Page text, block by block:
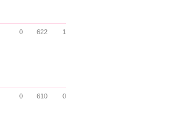
0 622 1
0 610 0